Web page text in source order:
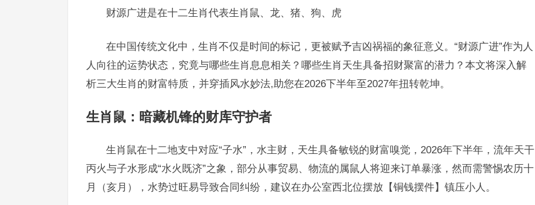
财源广进是在十二生肖代表生肖鼠、龙、猪、狗、虎
在中国传统文化中，生肖不仅是时间的标记，更被赋予吉凶祸福的象征意义。“财源广进”作为人
人向往的运势状态，究竟与哪些生肖息息相关？哪些生肖天生具备招财聚富的潜力？本文将深入解
析三大生肖的财富特质，并穿插风水妙法,助您在2026下半年至2027年扭转乾坤。
生肖鼠：暗藏机锋的财库守护者
生肖鼠在十二地支中对应“子水”，水主财，天生具备敏锐的财富嗅觉，2026年下半年，流年天干
丙火与子水形成“水火既济”之象，部分从事贸易、物流的属鼠人将迎来订单暴涨，然而需警惕农历十
月（亥月），水势过旺易导致合同纠纷，建议在办公室西北位摆放【铜钱摆件】镇压小人。